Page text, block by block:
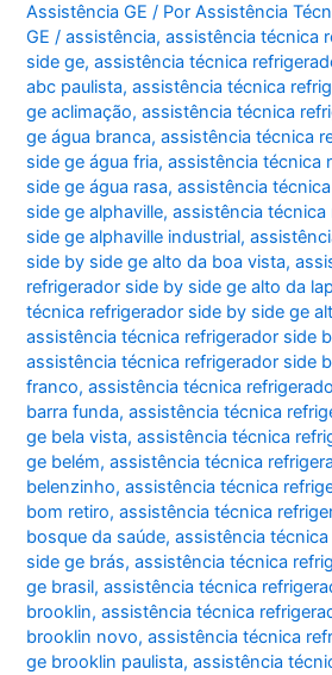
Assistência GE / PorAssistência
GE/assistência,assistência técnica
side ge,assistência técnica
abc paulista,assistência técnica
ge aclimação,assistência técnica
ge água branca,assistência técnica
side ge água fria,assistência técnica
side ge água rasa,assistência
side ge alphaville,assistência
side ge alphaville industrial,
side by side ge alto da boa vista,
refrigerador side by side ge alto da
técnica refrigerador side by side ge
assistência técnica refrigerador side
assistência técnica refrigerador side
franco,assistência técnica
barra funda,assistência técnica
ge bela vista,assistência técnica
ge belém,assistência técnica
belenzinho,assistência técnica
bom retiro,assistência técnica
bosque da saúde,assistência
side ge brás,assistência técnica
ge brasil,assistência técnica
brooklin,assistência técnica
brooklin novo,assistência técnica
ge brooklin paulista,assistência